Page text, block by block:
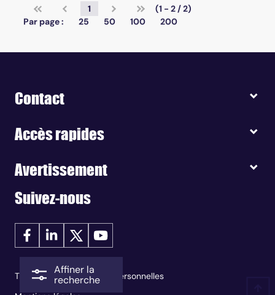
Affiner la
recherche
1
(1 - 2 / 2)
Par page :
25 50 100 200
Contact
Accès rapides
Avertissement
Suivez-nous
Traitement des données personnelles